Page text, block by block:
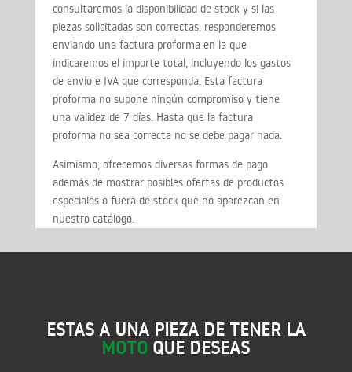
consultaremos la disponibilidad de stock y si las
piezas solicitadas son correctas, responderemos
enviando una factura proforma en la que
indicaremos el importe total, incluyendo los gastos
de envío e IVA que corresponda. Esta factura
proforma no supone ningún compromiso y tiene
una validez de 7 días. Hasta que la factura
proforma no sea correcta no se debe pagar nada.
Asimismo, ofrecemos diversas formas de pago
además de mostrar posibles ofertas de productos
especiales o fuera de stock que no aparezcan en
nuestro catálogo.
ESTAS A UNA PIEZA DE TENER LA
MOTO QUE DESEAS